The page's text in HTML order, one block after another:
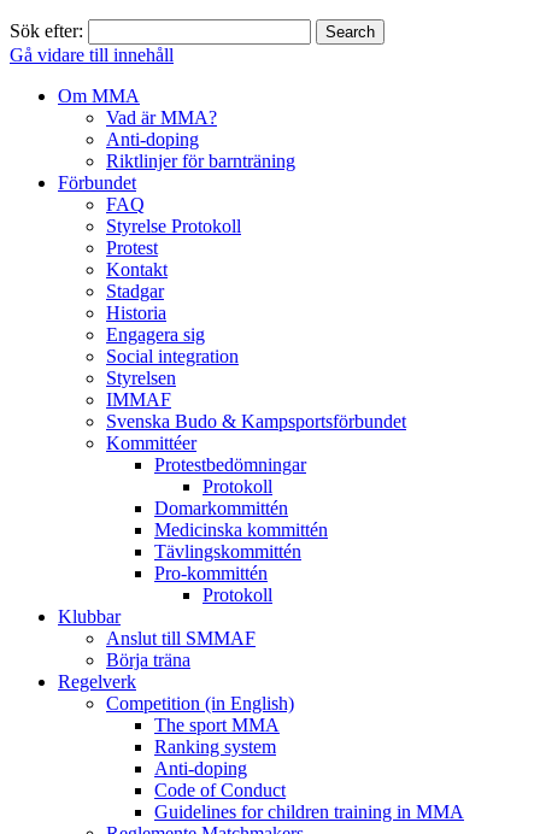
Sök efter:
Gå vidare till innehåll
Om MMA
Vad är MMA?
Anti-doping
Riktlinjer för barnträning
Förbundet
FAQ
Styrelse Protokoll
Protest
Kontakt
Stadgar
Historia
Engagera sig
Social integration
Styrelsen
IMMAF
Svenska Budo & Kampsportsförbundet
Kommittéer
Protestbedömningar
Protokoll
Domarkommittén
Medicinska kommittén
Tävlingskommittén
Pro-kommittén
Protokoll
Klubbar
Anslut till SMMAF
Börja träna
Regelverk
Competition (in English)
The sport MMA
Ranking system
Anti-doping
Code of Conduct
Guidelines for children training in MMA